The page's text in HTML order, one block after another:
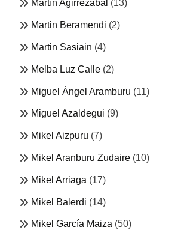
Martín Agirrezabal (13)
Martin Beramendi (2)
Martin Sasiain (4)
Melba Luz Calle (2)
Miguel Ángel Aramburu (11)
Miguel Azaldegui (9)
Mikel Aizpuru (7)
Mikel Aranburu Zudaire (10)
Mikel Arriaga (17)
Mikel Balerdi (14)
Mikel García Maiza (50)